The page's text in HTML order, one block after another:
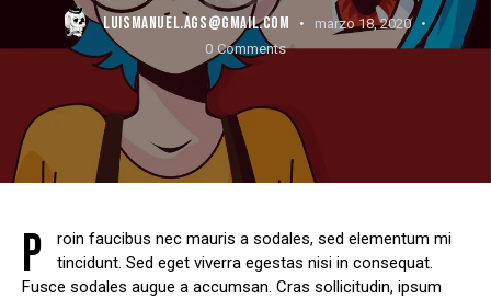
LUISMANUEL.AGS@GMAIL.COM
marzo 18, 2020
0 Comments
P
roin faucibus nec mauris a sodales, sed elementum mi
tincidunt. Sed eget viverra egestas nisi in consequat.
Fusce sodales augue a accumsan. Cras sollicitudin, ipsum